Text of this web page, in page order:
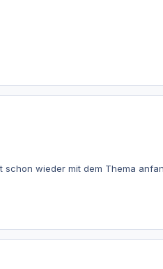
wieder mit dem Thema